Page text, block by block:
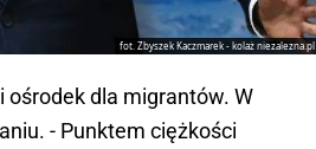
fot. Zbyszek Kaczmarek - kolaż niezalezna.pl
ośrodek dla migrantów. W
- Punktem ciężkości